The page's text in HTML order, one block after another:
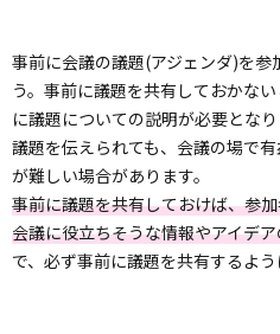
事前に会議の議題(アジェンダ)を参
う。事前に議題を共有しておかな
に議題についての説明が必要とな
議題を伝えられても、会議の場で
が難しい場合があります。
事前に議題を共有しておけば、参
会議に役立ちそうな情報やアイデ
で、必ず事前に議題を共有するよう